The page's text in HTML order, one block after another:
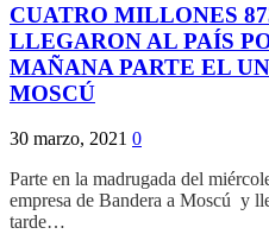
CUATRO MILLONES
LLEGARON AL PAÍS
MAÑANA PARTE EL
MOSCÚ
30 marzo, 2021 0
Parte en la madrugada del
empresa de Bandera a Moscú y
tarde…